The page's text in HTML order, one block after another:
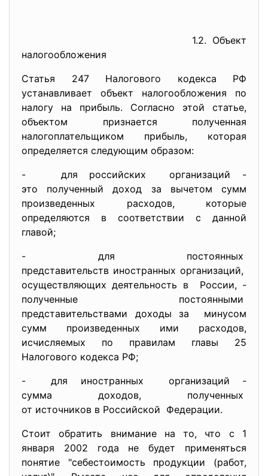
1.2. Объект
налогообложения
Статья 247 Налогового кодекса РФ
устанавливает объект налогообложения по
налогу на прибыль. Согласно этой статье,
объектом признается полученная
налогоплательщиком прибыль, которая
определяется следующим образом:
- для российских организаций -
это полученный доход за вычетом сумм
произведенных расходов, которые
определяются в соответствии с данной
главой;
- для постоянных
представительств иностранных организаций,
осуществляющих деятельность в России, -
полученные постоянными
представительствами доходы за минусом
сумм произведенных ими расходов,
исчисляемых по правилам главы 25
Налогового кодекса РФ;
- для иностранных организаций -
сумма доходов, полученных
от источников в Российской Федерации.
Стоит обратить внимание на то, что с 1
января 2002 года не будет применяться
понятие "себестоимость продукции (работ,